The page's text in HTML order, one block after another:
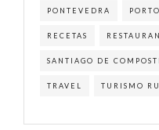
PONTEVEDRA PORTO
RECETAS
SANTIAGO DE
TRAVEL TURISMO